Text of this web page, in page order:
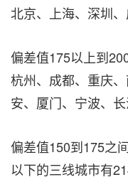
北京、上海、深圳
偏差值175以上到
杭州、成都、重庆
安、厦门、宁波、长
偏差值150到175之
以下的三线城市有